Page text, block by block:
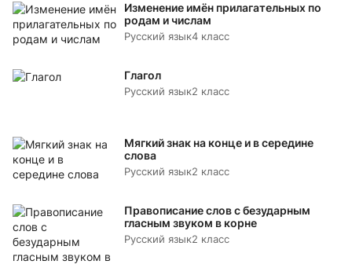
Изменение имён прилагательных по
родам и числам
Русский язык4 класс
Глагол
Русский язык2 класс
Мягкий знак на конце и в середине
слова
Русский язык2 класс
Правописание слов с безударным
гласным звуком в корне
Русский язык2 класс